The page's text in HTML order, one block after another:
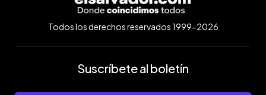
Todos los derechos reservados 1999-2026
Suscríbete al boletín